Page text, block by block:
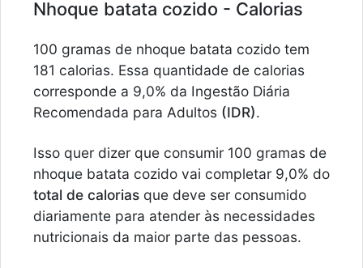
Nhoque batata cozido - Calorias
100 gramas de nhoque batata cozido tem
181 calorias. Essa quantidade de calorias
corresponde a 9,0% da Ingestão Diária
Recomendada para Adultos (IDR).
Isso quer dizer que consumir 100 gramas de
nhoque batata cozido vai completar 9,0% do
total de calorias que deve ser consumido
diariamente para atender às necessidades
nutricionais da maior parte das pessoas.